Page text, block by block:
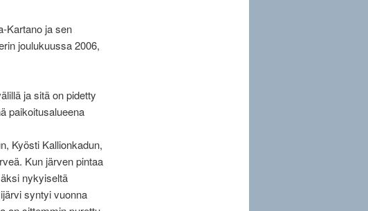
Kartano ja sen
joulukuussa 2006,
ja sitä on pidetty
paikoitusalueena
Kyösti Kallionkadun,
Kun järven pintaa
nykyiseltä
syntyi vuonna